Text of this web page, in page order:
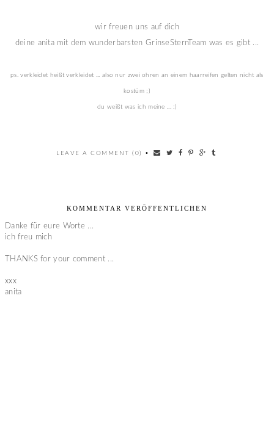
wir freuen uns auf dich
deine anita mit dem wunderbarsten GrinseSternTeam was es gibt ...
ps. verkleidet heißt verkleidet ... also nur zwei ohren an einem haarreifen gelten nicht als
kostüm ;)
du weißt was ich meine ... :)
LEAVE A COMMENT (0) •
KOMMENTAR VERÖFFENTLICHEN
Danke für eure Worte ...
ich freu mich
THANKS for your comment ...
xxx
anita